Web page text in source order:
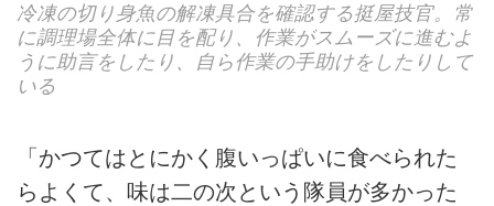
冷凍の切り身魚の解凍具合を確認する挺屋技官。常
に調理場全体に目を配り、作業がスムーズに進むよ
うに助言をしたり、自ら作業の手助けをしたりして
いる
「かつてはとにかく腹いっぱいに食べられた
らよくて、味は二の次という隊員が多かった